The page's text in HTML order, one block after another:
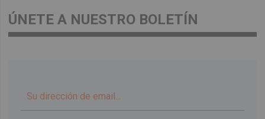
ÚNETE A NUESTRO BOLETÍN